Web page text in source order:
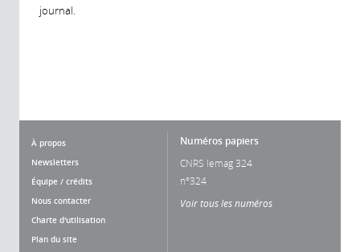
journal.
À propos
Newsletters
Équipe / crédits
Nous contacter
Charte d'utilisation
Plan du site
Numéros papiers
CNRS lemag 324
n°324
Voir tous les numéros